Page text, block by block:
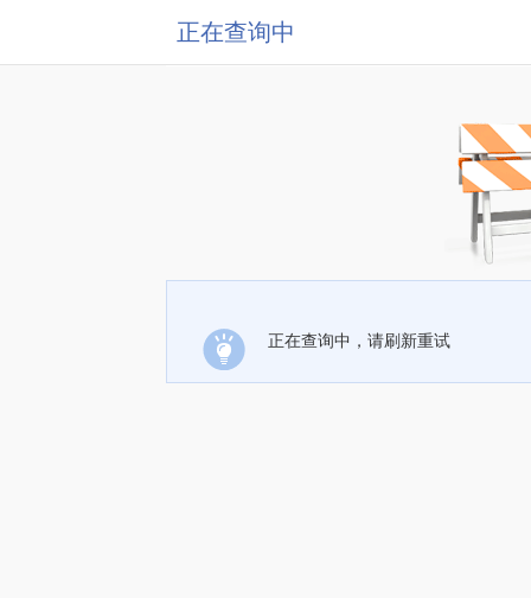
正在查询中
正在查询中，请刷新重试